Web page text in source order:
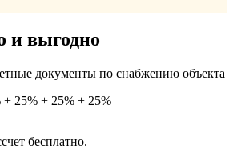
и выгодно
документы по снабжению объекта
25% + 25% + 25%
бесплатно.